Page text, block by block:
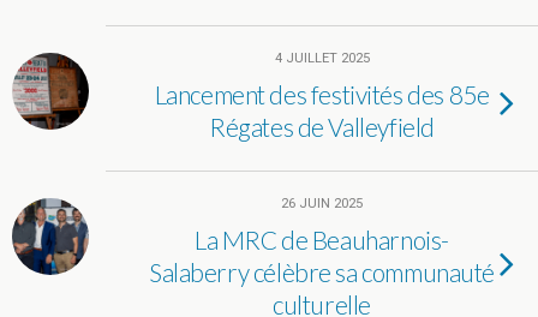
4 JUILLET 2025
Lancement des festivités des 85e
Régates de Valleyfield
26 JUIN 2025
La MRC de Beauharnois-
Salaberry célèbre sa communauté
culturelle